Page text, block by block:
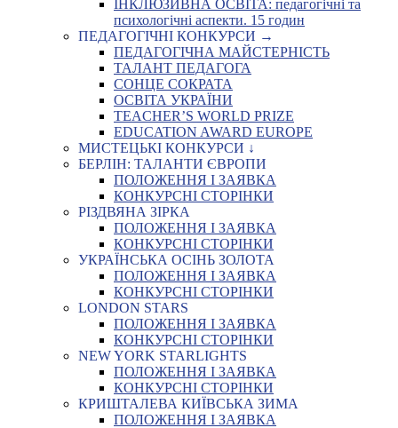
ІНКЛЮЗИВНА ОСВІТА: педагогічні та
психологічні аспекти. 15 годин
ПЕДАГОГІЧНІ КОНКУРСИ →
ПЕДАГОГІЧНА МАЙСТЕРНІСТЬ
ТАЛАНТ ПЕДАГОГА
СОНЦЕ СОКРАТА
ОСВІТА УКРАЇНИ
TEACHER’S WORLD PRIZE
EDUCATION AWARD EUROPE
МИСТЕЦЬКІ КОНКУРСИ ↓
БЕРЛІН: ТАЛАНТИ ЄВРОПИ
ПОЛОЖЕННЯ І ЗАЯВКА
КОНКУРСНІ СТОРІНКИ
РІЗДВЯНА ЗІРКА
ПОЛОЖЕННЯ І ЗАЯВКА
КОНКУРСНІ СТОРІНКИ
УКРАЇНСЬКА ОСІНЬ ЗОЛОТА
ПОЛОЖЕННЯ І ЗАЯВКА
КОНКУРСНІ СТОРІНКИ
LONDON STARS
ПОЛОЖЕННЯ І ЗАЯВКА
КОНКУРСНІ СТОРІНКИ
NEW YORK STARLIGHTS
ПОЛОЖЕННЯ І ЗАЯВКА
КОНКУРСНІ СТОРІНКИ
КРИШТАЛЕВА КИЇВСЬКА ЗИМА
ПОЛОЖЕННЯ І ЗАЯВКА